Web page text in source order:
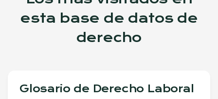
esta base de datos de
derecho
Glosario de Derecho Laboral